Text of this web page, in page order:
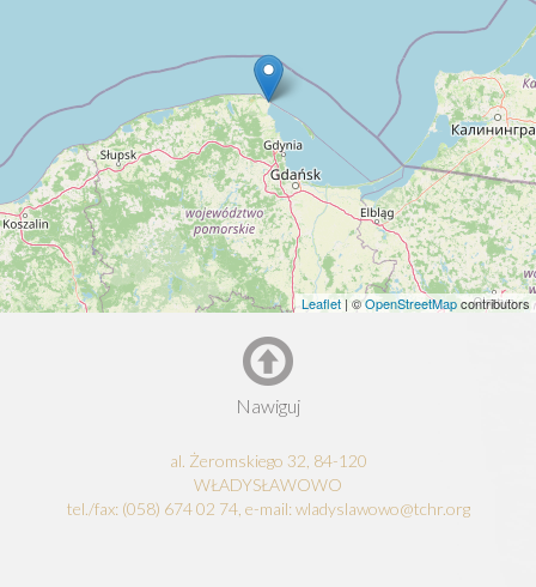
Leaflet | ©OpenStreetMapcontributors
Nawiguj
al. Żeromskiego 32, 84-120
WŁADYSŁAWOWO
tel./fax: (058) 674 02 74, e-mail: wladyslawowo@tchr.org